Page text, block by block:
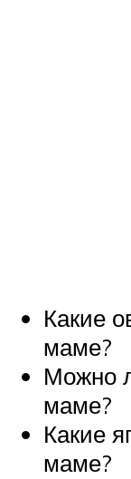
Какие
маме?
Можно
маме?
Какие
маме?